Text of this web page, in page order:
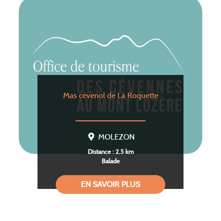
Mas cévenol de La Roquette
MOLEZON
Distance : 2.5 km
Balade
EN SAVOIR PLUS